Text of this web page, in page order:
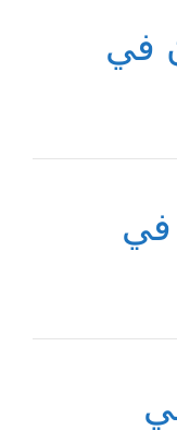
في
في